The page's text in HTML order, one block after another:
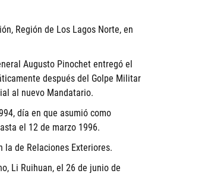
Región de Los Lagos Norte, en
Augusto Pinochet entregó el
después del Golpe Militar
al nuevo Mandatario.
día en que asumió como
el 12 de marzo 1996.
de Relaciones Exteriores.
Li Ruihuan, el 26 de junio de